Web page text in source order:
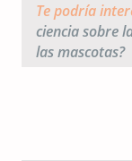
Te podría
ciencia sobre
las mascotas?